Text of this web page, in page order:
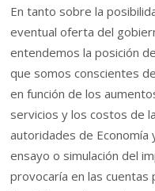
En tanto sobre la
eventual oferta del
entendemos la posición
que somos conscientes
en función de los
servicios y los costos de
autoridades de Economía
ensayo o simulación del
provocaría en las cuentas